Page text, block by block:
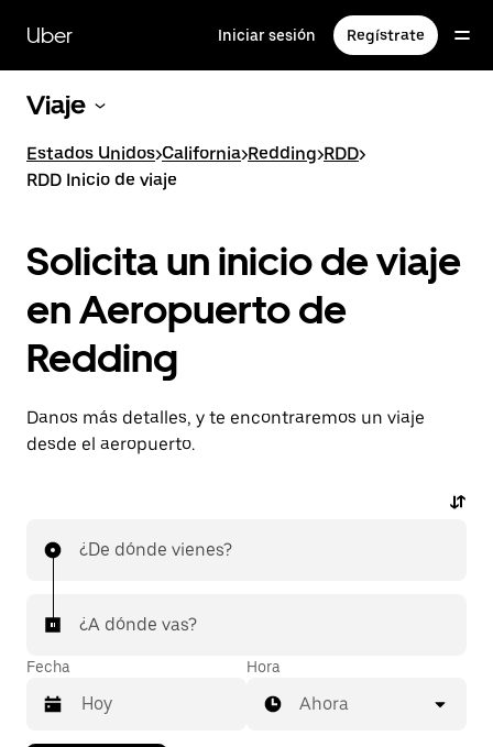
contenido
principal
Uber Iniciar sesión Regístrate
Viaje
Estados Unidos>California>Redding>RDD>
RDD Inicio de viaje
Solicita un inicio de viaje
en Aeropuerto de
Redding
Danos más detalles, y te encontraremos un viaje
desde el aeropuerto.
¿De dónde vienes?
¿A dónde vas?
Fecha Hora
Ahora